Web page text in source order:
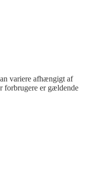
variere afhængigt af
forbrugere er gældende